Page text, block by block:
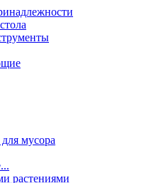
мусора
растениями